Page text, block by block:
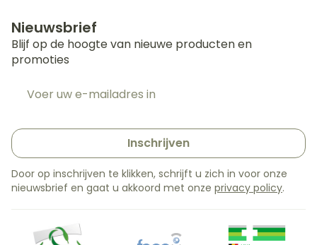
Nieuwsbrief
Blijf op de hoogte van nieuwe producten en
promoties
Inschrijven
Door op inschrijven te klikken, schrijft u zich in voor onze
nieuwsbrief en gaat u akkoord met onze privacy policy.